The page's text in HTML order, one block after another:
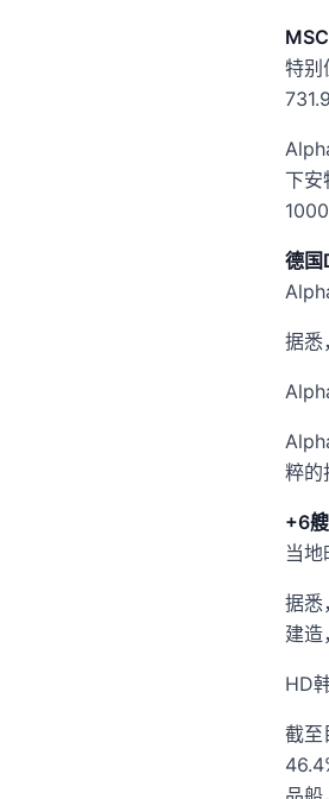
特别
下安
德国
据悉
粹的
+6
当
据悉
建造
HD
截至